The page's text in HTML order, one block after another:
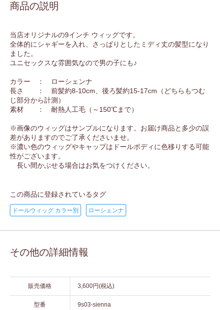
商品の説明
当店オリジナルの9インチ ウィッグです。
全体的にシャギーを入れ、さっぱりとしたミディ丈の髪型になり
ました。
ユニセックスな雰囲気なので男の子にも♪
カラー ： ローシェンナ
長さ ： 前髪約8-10cm、後ろ髪約15-17cm（どちらもつむ
じ部分から計測）
素材 ： 耐熱人工毛（～150℃まで）
※画像のウィッグはサンプルになります。お届け商品と多少の誤
差がありますのでご了承くださいませ。
※濃い色のウィッグやキャップはドールボディに色移りする可能
性がございます。
長い間かぶせる場合はお気をつけください。
この商品に登録されているタグ
ドールウィッグ カラー別 ローシェンナ
その他の詳細情報
販売価格 3,600円(税込)
型番 9s03-sienna